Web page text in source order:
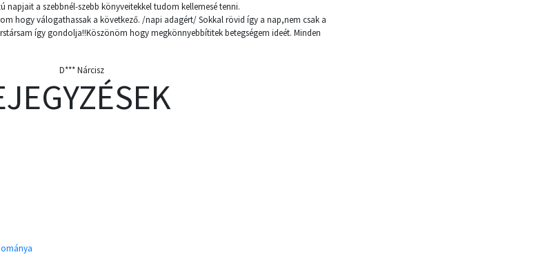
napjait a szebbnél-szebb könyveitekkel tudom kellemesé tenni.
hogy válogathassak a következő. /napi adagért/ Sokkal rövid így a nap,nem csak a
így gondolja!!Köszönöm hogy megkönnyebbítitek betegségem ideét. Minden
D*** Nárcisz